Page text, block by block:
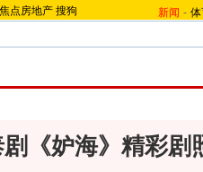
焦点房地产 搜狗 新闻 -
剧《妒海》精彩剧